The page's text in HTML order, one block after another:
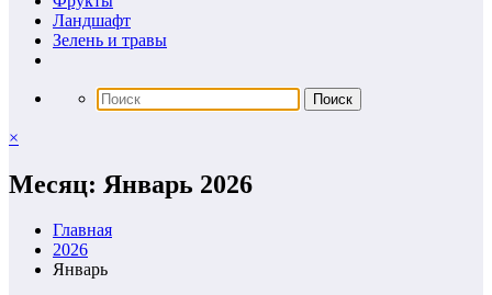
Ландшафт
Зелень и травы
×
Месяц: Январь 2026
Главная
2026
Январь